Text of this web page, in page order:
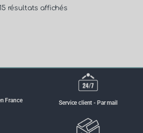
résultats affichés
France Service client - Par mail